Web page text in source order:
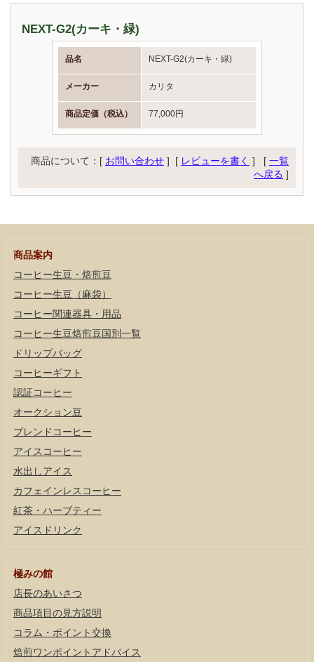
NEXT-G2(カーキ・緑)
品名 NEXT-G2(カーキ・緑)
メーカー カリタ
商品定価（税込） 77,000円
商品について：[ お問い合わせ ] [ レビューを書く ] [ 一覧
へ戻る ]
商品案内
コーヒー生豆・焙煎豆
コーヒー生豆（麻袋）
コーヒー関連器具・用品
コーヒー生豆焙煎豆国別一覧
ドリップバッグ
コーヒーギフト
認証コーヒー
オークション豆
ブレンドコーヒー
アイスコーヒー
水出しアイス
カフェインレスコーヒー
紅茶・ハーブティー
アイスドリンク
極みの館
店長のあいさつ
商品項目の見方説明
コラム・ポイント交換
焙煎ワンポイントアドバイス